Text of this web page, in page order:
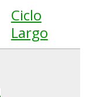
Ciclo
Largo